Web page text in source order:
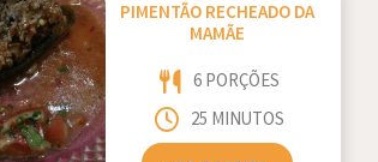
PIMENTÃO RECHEADO DA
MAMÃE
6 PORÇÕES
25 MINUTOS